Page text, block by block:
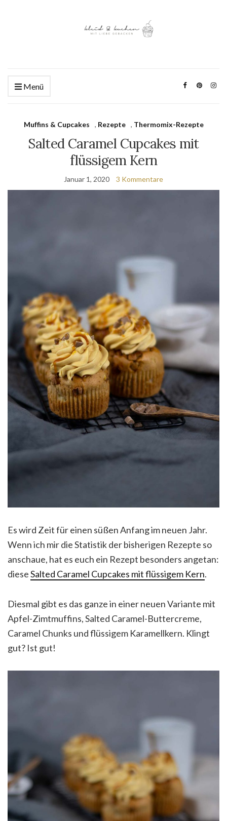
Menü
Muffins & Cupcakes , Rezepte , Thermomix-Rezepte
Salted Caramel Cupcakes mit
flüssigem Kern
Januar 1, 2020 3 Kommentare
Es wird Zeit für einen süßen Anfang im neuen Jahr.
Wenn ich mir die Statistik der bisherigen Rezepte so
anschaue, hat es euch ein Rezept besonders angetan:
dieseSalted Caramel Cupcakes mit flüssigem Kern.
Diesmal gibt es das ganze in einer neuen Variante mit
Apfel-Zimtmuffins, Salted Caramel-Buttercreme,
Caramel Chunks und flüssigem Karamellkern. Klingt
gut? Ist gut!